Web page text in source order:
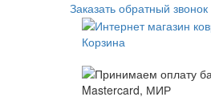
Заказать обратный звонок
Корзина